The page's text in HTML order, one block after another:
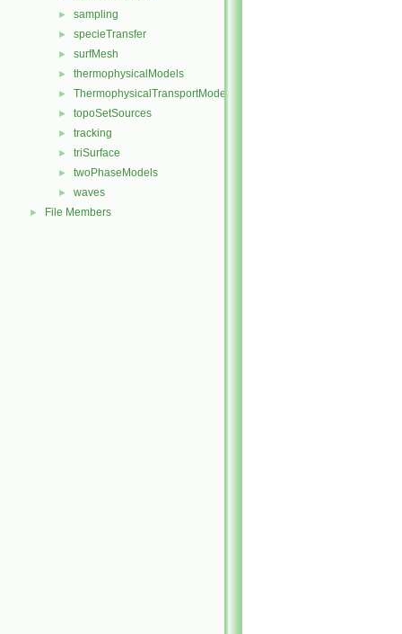
► sampling
► specieTransfer
► surfMesh
► thermophysicalModels
► ThermophysicalTransportModels
► topoSetSources
► tracking
► triSurface
► twoPhaseModels
► waves
► File Members